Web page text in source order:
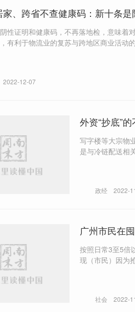
家、跨省不查健康码：新十条
性证明和健康码，不再落地检，意味着
有利于物流业的复苏与跨地区商业活动
2022-12-07
外资“抄底”
写字楼等大宗物业
政经 2022-
广州市民在
按照日常3至5倍
现（市民）因为抢不到菜而感到恐慌的情况
社会 2022-